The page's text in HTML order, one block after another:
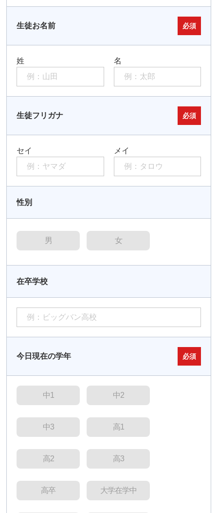
生徒お名前 必須
姓 名
生徒フリガナ 必須
セイ メイ
性別
男 女
在卒学校
今日現在の学年 必須
中1 中2
中3 高1
高2 高3
高卒 大学在学中